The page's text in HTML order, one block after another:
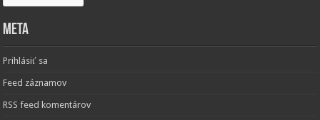
Meta
Prihlásiť sa
Feed záznamov
RSS feed komentárov